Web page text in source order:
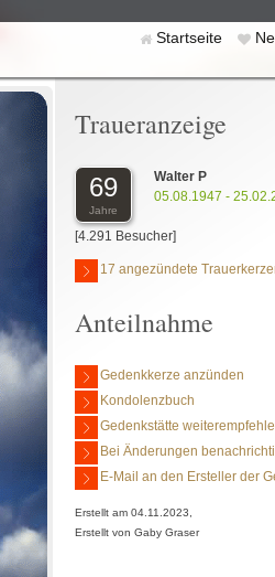
Startseite
Traueranzeige
69
Jahre
Walter P
05.08.1947 -
[4.291 Besucher]
17 angezündete
Anteilnahme
Gedenkkerze anzünden
Kondolenzbuch
Gedenkstätte
Bei Änderungen
E-Mail an den Ersteller der
Erstellt am 04.11.2023,
Erstellt von Gaby Graser